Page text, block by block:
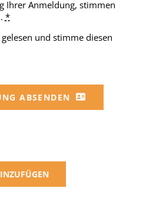
Ihrer Anmeldung, stimmen
*
gelesen und stimme diesen
ABSENDEN